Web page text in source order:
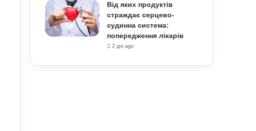
Від яких продуктів
страждає серцево-
судинна система:
попередження лікарів
2 дні ago